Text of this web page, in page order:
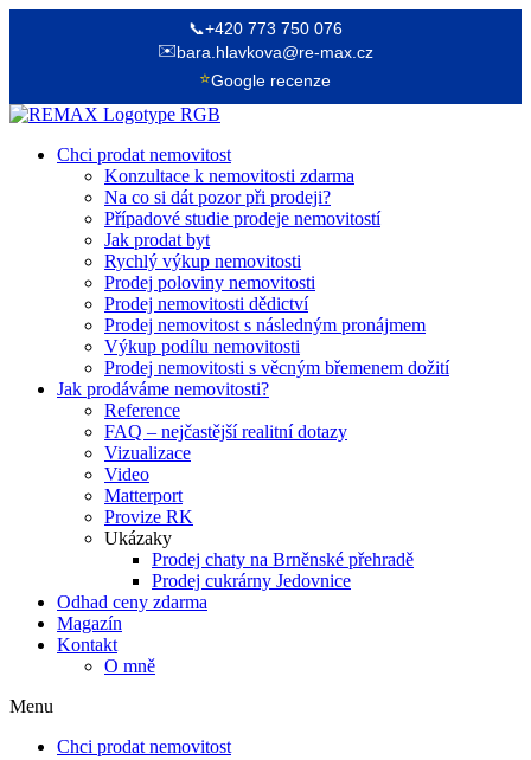
📞+420 773 750 076
✉️bara.hlavkova@re-max.cz
⭐Google recenze
Chci prodat nemovitost
Konzultace k nemovitosti zdarma
Na co si dát pozor při prodeji?
Případové studie prodeje nemovitostí
Jak prodat byt
Rychlý výkup nemovitosti
Prodej poloviny nemovitosti
Prodej nemovitosti dědictví
Prodej nemovitost s následným pronájmem
Výkup podílu nemovitosti
Prodej nemovitosti s věcným břemenem dožití
Jak prodáváme nemovitosti?
Reference
FAQ – nejčastější realitní dotazy
Vizualizace
Video
Matterport
Provize RK
Ukázaky
Prodej chaty na Brněnské přehradě
Prodej cukrárny Jedovnice
Odhad ceny zdarma
Magazín
Kontakt
O mně
Menu
Chci prodat nemovitost